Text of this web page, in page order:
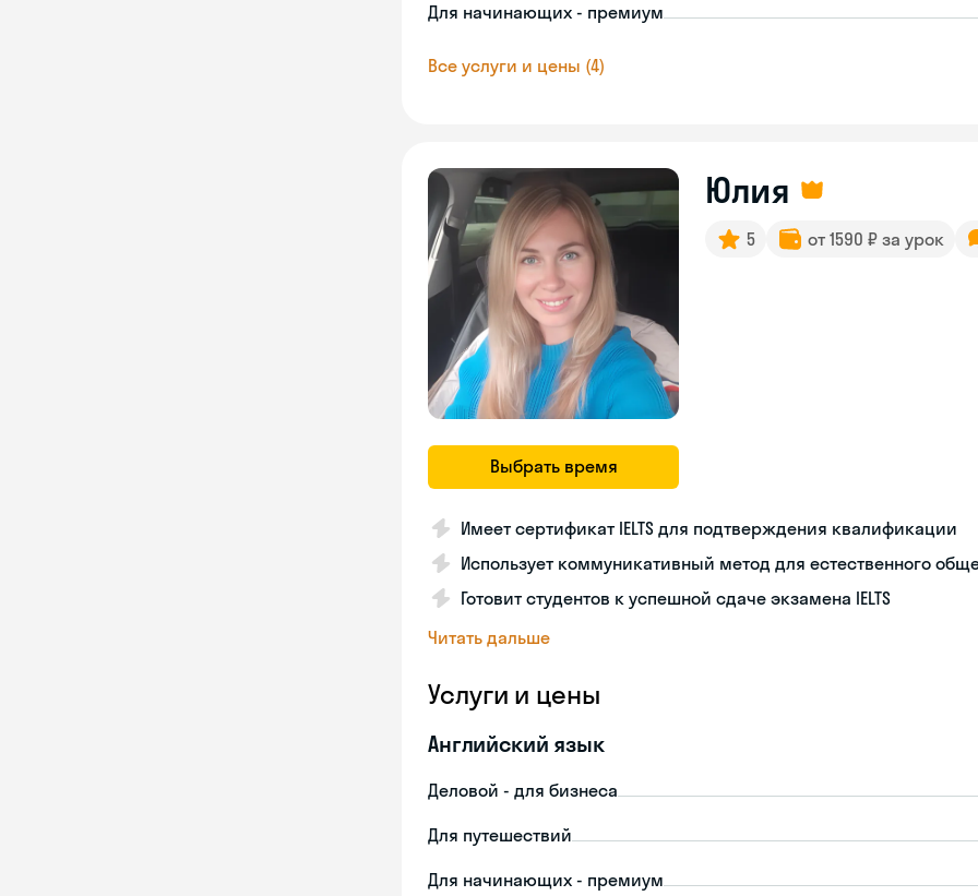
Для начинающих - премиум
Все услуги и цены (4)
Выбрать время
Юлия
5 от 1590 ₽ за урок
Имеет сертификат IELTS для подтверждения квалификации
Использует коммуникативный метод для естественного
Готовит студентов к успешной сдаче экзамена IELTS
Читать дальше
Услуги и цены
Английский язык
Деловой - для бизнеса
Для путешествий
Для начинающих - премиум